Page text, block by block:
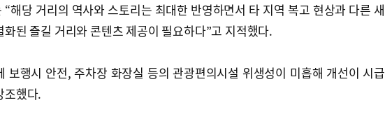
“해당 거리의 역사와 스토리는 최대한 반영하면서 타 지역 복고 현상과 다른 새
화된 즐길 거리와 콘텐츠 제공이 필요하다”고 지적했다.
보행시 안전, 주차장 화장실 등의 관광편의시설 위생성이 미흡해 개선이 시급
조했다.